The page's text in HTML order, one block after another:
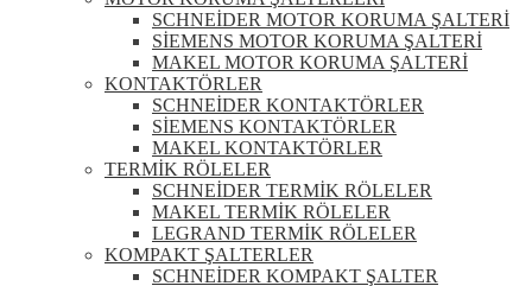
SCHNEİDER MOTOR KORUMA ŞALTERİ
SİEMENS MOTOR KORUMA ŞALTERİ
MAKEL MOTOR KORUMA ŞALTERİ
KONTAKTÖRLER
SCHNEİDER KONTAKTÖRLER
SİEMENS KONTAKTÖRLER
MAKEL KONTAKTÖRLER
TERMİK RÖLELER
SCHNEİDER TERMİK RÖLELER
MAKEL TERMİK RÖLELER
LEGRAND TERMİK RÖLELER
KOMPAKT ŞALTERLER
SCHNEİDER KOMPAKT ŞALTER